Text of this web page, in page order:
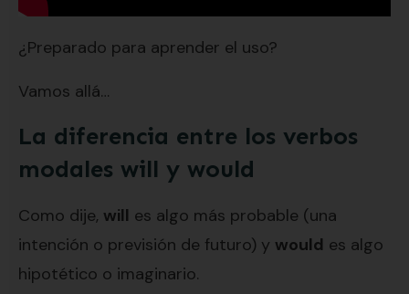
¿Preparado para aprender el uso?
Vamos allá…
La diferencia entre los verbos
modales will y would
Como dije, will es algo más probable (una
intención o previsión de futuro) y would es algo
hipotético o imaginario.